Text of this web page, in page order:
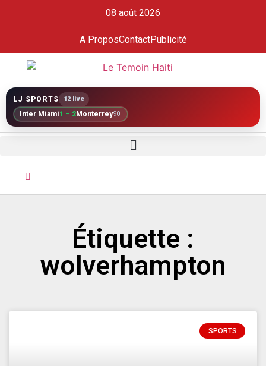
08 août 2026
A ProposContactPublicité
LJ SPORTS 12 live
Inter Miami1 – 2Monterrey90'
Étiquette :
wolverhampton
SPORTS